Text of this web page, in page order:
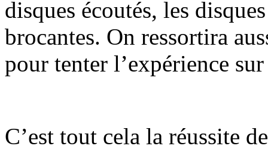
disques écoutés, les
brocantes. On ressortira
pour tenter l’expérience
C’est tout cela la réussite